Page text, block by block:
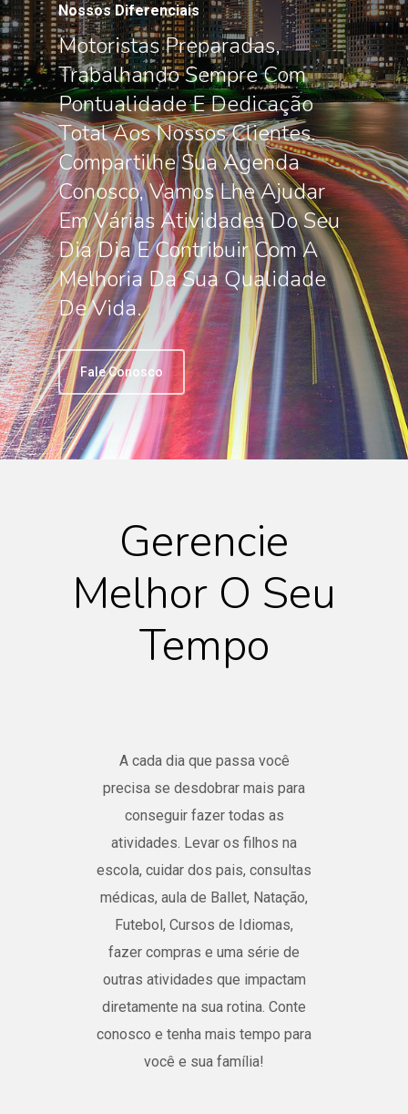
Nossos Diferenciais
Motoristas Preparadas,
Trabalhando Sempre Com
Pontualidade E Dedicação
Total Aos Nossos Clientes.
Compartilhe Sua Agenda
Conosco, Vamos Lhe Ajudar
Em Várias Atividades Do Seu
Dia Dia E Contribuir Com A
Melhoria Da Sua Qualidade
De Vida.
Fale Conosco
Gerencie
Melhor O Seu
Tempo
A cada dia que passa você
precisa se desdobrar mais para
conseguir fazer todas as
atividades. Levar os filhos na
escola, cuidar dos pais, consultas
médicas, aula de Ballet, Natação,
Futebol, Cursos de Idiomas,
fazer compras e uma série de
outras atividades que impactam
diretamente na sua rotina. Conte
conosco e tenha mais tempo para
você e sua família!